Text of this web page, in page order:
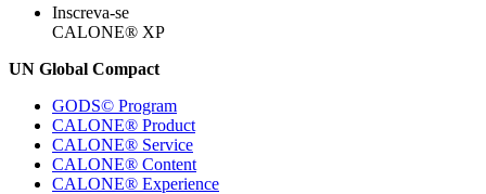
Inscreva-se
CALONE® XP
UN Global Compact
GODS© Program
CALONE® Product
CALONE® Service
CALONE® Content
CALONE® Experience